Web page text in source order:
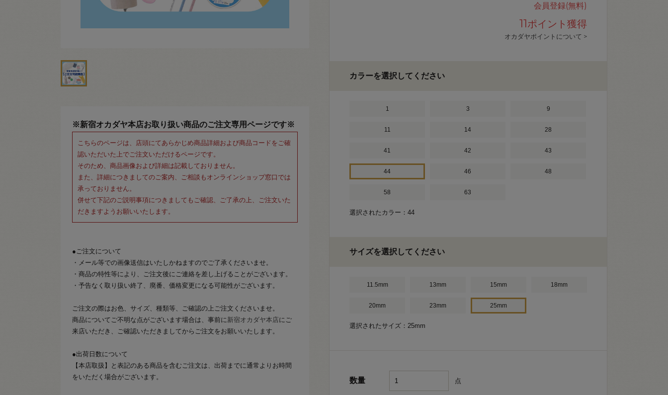
※新宿オカダヤ本店お取り扱い商品のご注文専用ページです※
こちらのページは、店頭にてあらかじめ商品詳細および商品コードをご確
認いただいた上でご注文いただけるページです。
そのため、商品画像および詳細は記載しておりません。
また、詳細につきましてのご案内、ご相談もオンラインショップ窓口では
承っておりません。
併せて下記のご説明事項につきましてもご確認、ご了承の上、ご注文いた
だきますようお願いいたします。
●ご注文について
・メール等での画像送信はいたしかねますのでご了承くださいませ。
・商品の特性等により、ご注文後にご連絡を差し上げることがございます。
・予告なく取り扱い終了、廃番、価格変更になる可能性がございます。
ご注文の際はお色、サイズ、種類等、ご確認の上ご注文くださいませ。
商品についてご不明な点がございます場合は、事前に 新宿オカダヤ本店にご
来店いただき、ご確認いただきましてからご注文をお願いいたします。
●出荷日数について
【本店取扱】と表記のある商品を含むご注文は、出荷までに通常よりお時間
をいただく場合がございます。
会員登録(無料)
11ポイント獲得
オカダヤポイントについて >
カラーを選択してください
1 3 9
11 14 28
41 42 43
44 46 48
58 63
選択されたカラー：44
サイズを選択してください
11.5mm 13mm 15mm 18mm
20mm 23mm 25mm
選択されたサイズ：25mm
数量 点